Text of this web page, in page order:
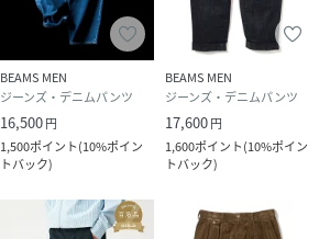
ったり、わたり幅もとっています。
あり、滑らかな手触りです。
いワイドテーパードで、汎用性抜群の
た
りは標準。股上から腿へかけてはゆっ
BEAMS MEN
ジーンズ・デニムパンツ
16,500円
1,500ポイント(10%ポイン
トバック)
BEAMS MEN
ジーンズ・デニムパンツ
17,600円
1,600ポイント(10%ポイン
トバック)